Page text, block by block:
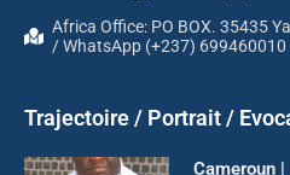
Africa Office: PO BOX. 35435
/ WhatsApp (+237) 699460010
Trajectoire / Portrait /
Cameroun